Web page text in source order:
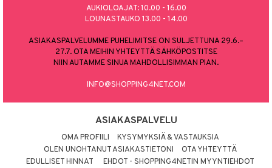
AUKIOLOAJAT: 10.00 - 16.00
LOUNASTAUKO 13.00 - 14.00
ASIAKASPALVELUMME PUHELIMITSE ON SULJETTUNA 29.6.–
27.7. OTA MEIHIN YHTEYTTÄ SÄHKÖPOSTITSE
NIIN AUTAMME SINUA MAHDOLLISIMMAN PIAN.
INFO@SHOPPING4NET.COM
ASIAKASPALVELU
OMA PROFIILI
KYSYMYKSIÄ & VASTAUKSIA
OLEN UNOHTANUT ASIAKASTIETONI
OTA YHTEYTTÄ
EDULLISET HINNAT
EHDOT - SHOPPING4NETIN MYYNTIEHDOT